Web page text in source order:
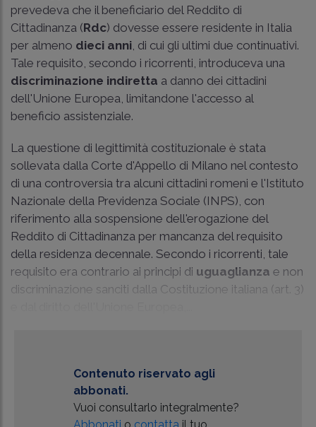
prevedeva che il beneficiario del Reddito di
Cittadinanza (Rdc) dovesse essere residente in Italia
per almeno dieci anni , di cui gli ultimi due continuativi.
Tale requisito, secondo i ricorrenti, introduceva una
discriminazione indiretta a danno dei cittadini
dell'Unione Europea, limitandone l'accesso al
beneficio assistenziale.
La questione di legittimità costituzionale è stata
sollevata dalla Corte d'Appello di Milano nel contesto
di una controversia tra alcuni cittadini romeni e l'Istituto
Nazionale della Previdenza Sociale (INPS), con
riferimento alla sospensione dell'erogazione del
Reddito di Cittadinanza per mancanza del requisito
della residenza decennale. Secondo i ricorrenti, tale
requisito era contrario ai principi di uguaglianza e non
discriminazione sanciti dalla Costituzione italiana (art. 3)
Contenuto riservato agli
abbonati.
Vuoi consultarlo integralmente?
Abbonati o contatta il tuo